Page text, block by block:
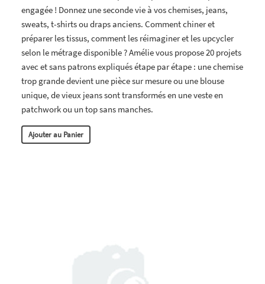
engagée ! Donnez une seconde vie à vos chemises, jeans,
sweats, t-shirts ou draps anciens. Comment chiner et
préparer les tissus, comment les réimaginer et les upcycler
selon le métrage disponible ? Amélie vous propose 20 projets
avec et sans patrons expliqués étape par étape : une chemise
trop grande devient une pièce sur mesure ou une blouse
unique, de vieux jeans sont transformés en une veste en
patchwork ou un top sans manches.
Ajouter au Panier